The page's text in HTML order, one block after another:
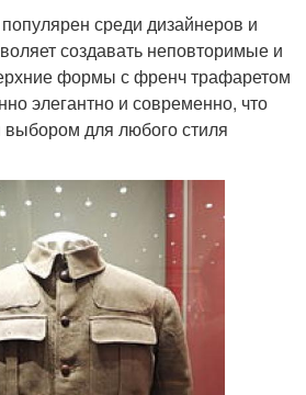
среди дизайнеров и
создавать неповторимые и
формы с френч трафаретом
элегантно и современно, что
для любого стиля